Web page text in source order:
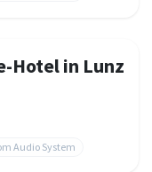
Hotel in Lunz
Audio System